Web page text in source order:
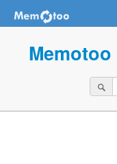
Memotoo